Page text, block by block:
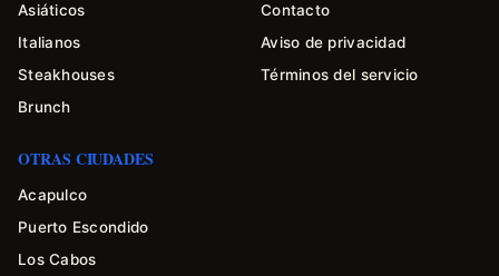
Asiáticos
Italianos
Steakhouses
Brunch
Contacto
Aviso de privacidad
Términos del servicio
OTRAS CIUDADES
Acapulco
Puerto Escondido
Los Cabos